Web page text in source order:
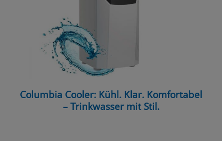
Columbia Cooler: Kühl. Klar. Komfortabel
– Trinkwasser mit Stil.